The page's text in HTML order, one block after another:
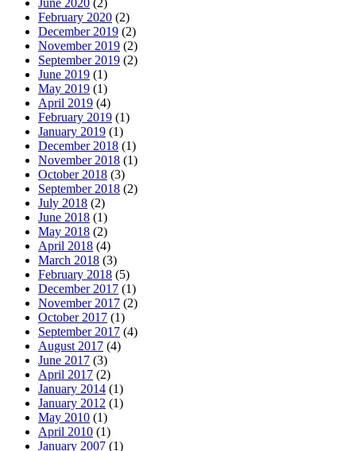
February 2020 (2)
December 2019 (2)
November 2019 (2)
September 2019 (2)
June 2019 (1)
May 2019 (1)
April 2019 (4)
February 2019 (1)
January 2019 (1)
December 2018 (1)
November 2018 (1)
October 2018 (3)
September 2018 (2)
July 2018 (2)
June 2018 (1)
May 2018 (2)
April 2018 (4)
March 2018 (3)
February 2018 (5)
December 2017 (1)
November 2017 (2)
October 2017 (1)
September 2017 (4)
August 2017 (4)
June 2017 (3)
April 2017 (2)
January 2014 (1)
January 2012 (1)
May 2010 (1)
April 2010 (1)
January 2007 (1)